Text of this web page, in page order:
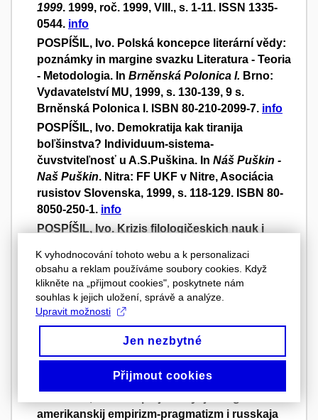
1999. 1999, roč. 1999, VIII., s. 1-11. ISSN 1335-
0544. info
POSPÍŠIL, Ivo. Polská koncepce literární vědy:
poznámky in margine svazku Literatura - Teoria
- Metodologia. In Brněnská Polonica I. Brno:
Vydavatelství MU, 1999, s. 130-139, 9 s.
Brněnská Polonica I. ISBN 80-210-2099-7. info
POSPÍŠIL, Ivo. Demokratija kak tiranija
boľšinstva? Individuum-sistema-
čuvstviteľnosť u A.S.Puškina. In Náš Puškin -
Naš Puškin. Nitra: FF UKF v Nitre, Asociácia
rusistov Slovenska, 1999, s. 118-129. ISBN 80-
8050-250-1. info
POSPÍŠIL, Ivo. Krizis filologičeskich nauk i
tysjačeletija. InIX. meždunarodnyj kongress
MAPRJAL. Russkij jazyk, literatura i kuĺtura na
rubeže vekov. Tezisy dokladov i soobščenij
Bratislava: Asociácia rusistov Slovenska, 1999,
s. 242. ISBN 80-88982-00-6.info
Jihoslovanské literatury v
českém prostředí. Brno: Vydavatelství MU,
1999, 190 s. ISBN 80-210-2144-6.
amerikanskij empirizm-pragmatizm i russkaja
K vyhodnocování tohoto webu a k personalizaci
obsahu a reklam používáme soubory cookies. Když
klikněte na „přijmout cookies", poskytnete nám
souhlas k jejich uložení, správě a analýze.
Upravit možnosti
Jen nezbytné
Přijmout cookies